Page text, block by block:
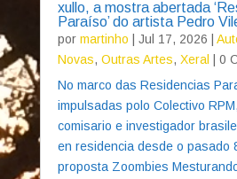
xullo, a mostra abertada
Paraíso’ do artista Pedro
por martinho Jul 17, 2026
Novas, Outras Artes, Xeral
| 0
No marco das Residencias
impulsadas polo Colectivo
comisario e investigador
en residencia desde o pasado
proposta Zoombies